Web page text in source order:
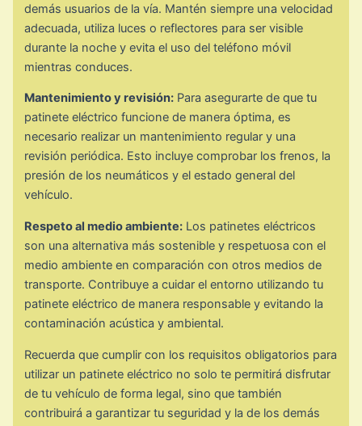
demás usuarios de la vía. Mantén siempre una velocidad
adecuada, utiliza luces o reflectores para ser visible
durante la noche y evita el uso del teléfono móvil
mientras conduces.
Mantenimiento y revisión: Para asegurarte de que tu
patinete eléctrico funcione de manera óptima, es
necesario realizar un mantenimiento regular y una
revisión periódica. Esto incluye comprobar los frenos, la
presión de los neumáticos y el estado general del
vehículo.
Respeto al medio ambiente: Los patinetes eléctricos
son una alternativa más sostenible y respetuosa con el
medio ambiente en comparación con otros medios de
transporte. Contribuye a cuidar el entorno utilizando tu
patinete eléctrico de manera responsable y evitando la
contaminación acústica y ambiental.
Recuerda que cumplir con los requisitos obligatorios para
utilizar un patinete eléctrico no solo te permitirá disfrutar
de tu vehículo de forma legal, sino que también
contribuirá a garantizar tu seguridad y la de los demás